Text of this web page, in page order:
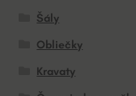
Šály
Obliečky
Kravaty